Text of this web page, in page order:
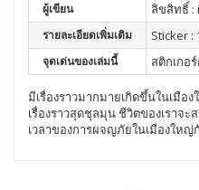
ผู้เขียน ลิขสิทธิ์ :
รายละเอียดเพิ่มเติม Sticker :
จุดเด่นของเล่มนี้ สติกเกอ
มีเรื่องราวมากมายเกิดขึ้นในเมือ
เรื่องราวสุดชุลมุน ชีวิตของเราจ
เวลาของการผจญภัยในเมืองให